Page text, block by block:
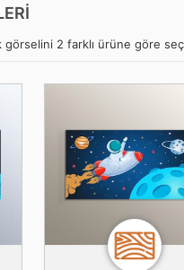
görselini 2 farklı ürüne göre